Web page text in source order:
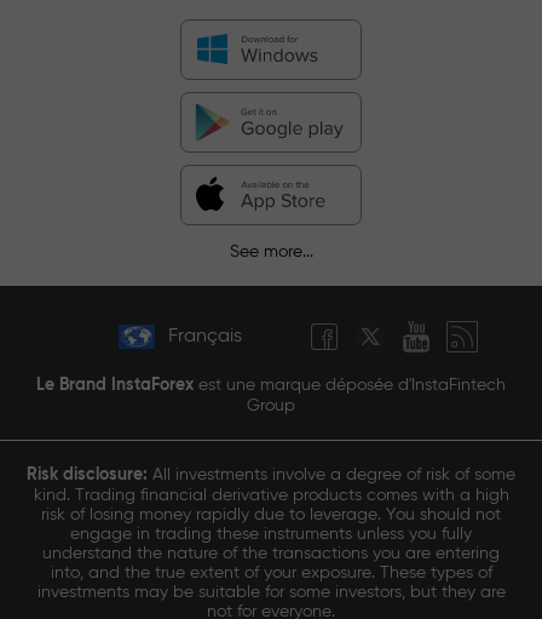
See more...
Français
Le Brand InstaForex est une marque déposée d'InstaFintech
Group
Risk disclosure: All investments involve a degree of risk of some
kind. Trading financial derivative products comes with a high
risk of losing money rapidly due to leverage. You should not
engage in trading these instruments unless you fully
understand the nature of the transactions you are entering
into, and the true extent of your exposure. These types of
investments may be suitable for some investors, but they are
not for everyone.